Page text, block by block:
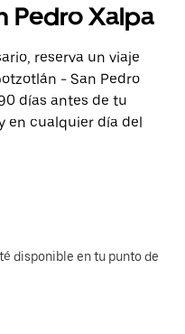
Pedro Xalpa
reserva un viaje
- San Pedro
días antes de tu
en cualquier día del
disponible en tu punto de